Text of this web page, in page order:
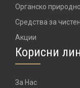
Органско природно
Средства за
Акции
Корисни
За Нас